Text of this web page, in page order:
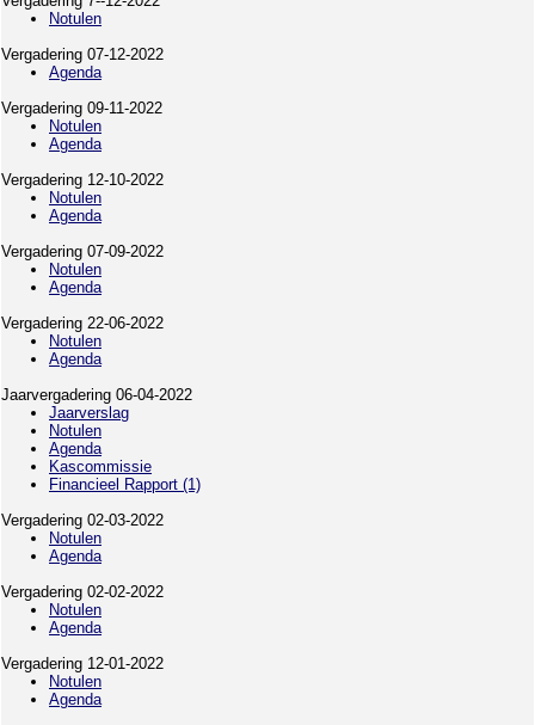
Notulen
Vergadering 07-12-2022
Agenda
Vergadering 09-11-2022
Notulen
Agenda
Vergadering 12-10-2022
Notulen
Agenda
Vergadering 07-09-2022
Notulen
Agenda
Vergadering 22-06-2022
Notulen
Agenda
Jaarvergadering 06-04-2022
Jaarverslag
Notulen
Agenda
Kascommissie
Financieel Rapport (1)
Vergadering 02-03-2022
Notulen
Agenda
Vergadering 02-02-2022
Notulen
Agenda
Vergadering 12-01-2022
Notulen
Agenda